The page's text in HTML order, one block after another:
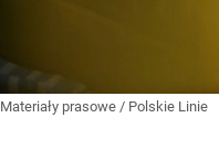
Materiały prasowe / Polskie Linie